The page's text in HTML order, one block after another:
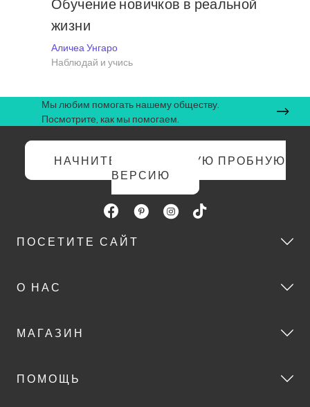
жизни
Аличеа Унгаро
Наблюдай и учись
Мы любим помогать нашему обществу.
Посмотрите, как мы помогаем.
НАЧНИТЕ БЕСПЛАТНУЮ ПРОБНУЮ
ВЕРСИЮ
ПОСЕТИТЕ САЙТ
О НАС
МАГАЗИН
ПОМОЩЬ